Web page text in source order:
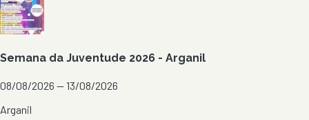
Semana da Juventude 2026 - Arganil
08/08/2026 — 13/08/2026
Arganil